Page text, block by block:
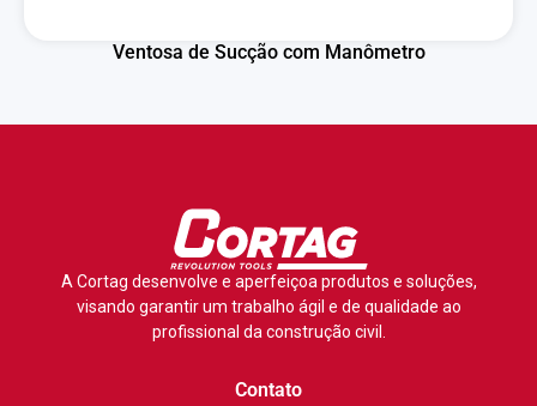
Ventosa de Sucção com Manômetro
A Cortag desenvolve e aperfeiçoa produtos e soluções,
visando garantir um trabalho ágil e de qualidade ao
profissional da construção civil.
Contato